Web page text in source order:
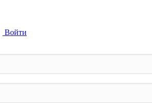
Войти